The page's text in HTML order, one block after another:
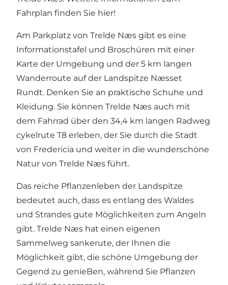
Fahrplan finden Sie hier!
Am Parkplatz von Trelde Næs gibt es eine
Informationstafel und Broschüren mit einer
Karte der Umgebung und der 5 km langen
Wanderroute auf der Landspitze Næsset
Rundt. Denken Sie an praktische Schuhe und
Kleidung. Sie können Trelde Næs auch mit
dem Fahrrad über den 34,4 km langen Radweg
cykelrute T8 erleben, der Sie durch die Stadt
von Fredericia und weiter in die wunderschöne
Natur von Trelde Næs führt.
Das reiche Pflanzenleben der Landspitze
bedeutet auch, dass es entlang des Waldes
und Strandes gute Möglichkeiten zum Angeln
gibt. Trelde Næs hat einen eigenen
Sammelweg sankerute, der Ihnen die
Möglichkeit gibt, die schöne Umgebung der
Gegend zu genieBen, während Sie Pflanzen